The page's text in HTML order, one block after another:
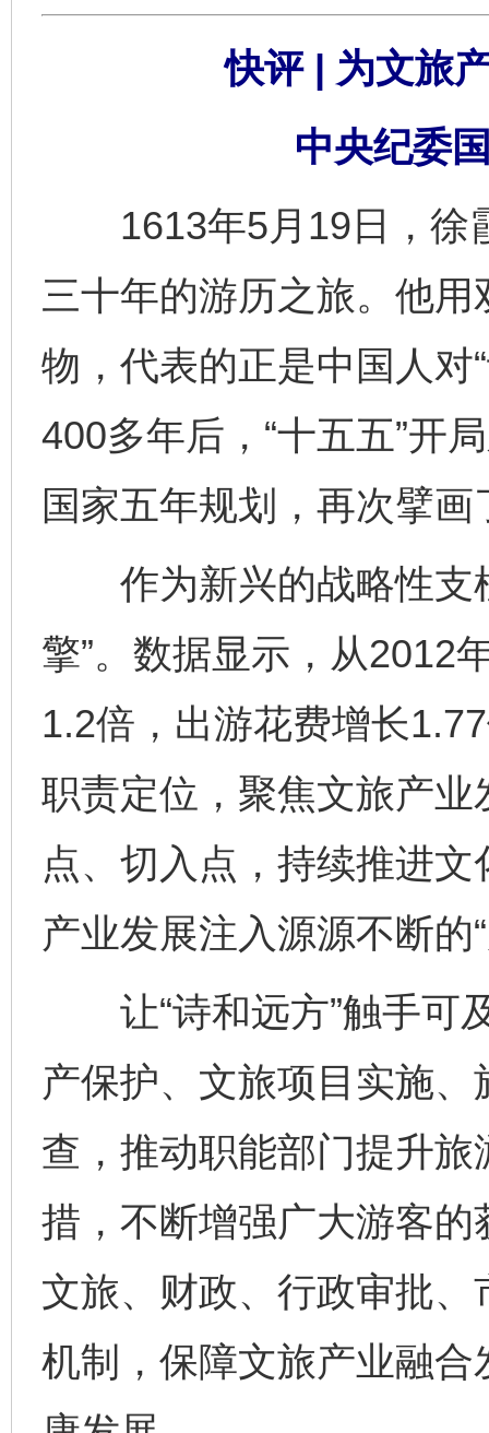
快评 | 为文旅
中央纪委
1613年5月19日，徐
三十年的游历之旅。他
物，代表的正是中国人对
400多年后，“十五五”开
国家五年规划，再次擘画
作为新兴的战略性支
擎”。数据显示，从2012
1.2倍，出游花费增长
职责定位，聚焦文旅产
点、切入点，持续推进
产业发展注入源源不断的
让“诗和远方”触手可
产保护、文旅项目实施
查，推动职能部门提升
措，不断增强广大游客
文旅、财政、行政审批
机制，保障文旅产业融